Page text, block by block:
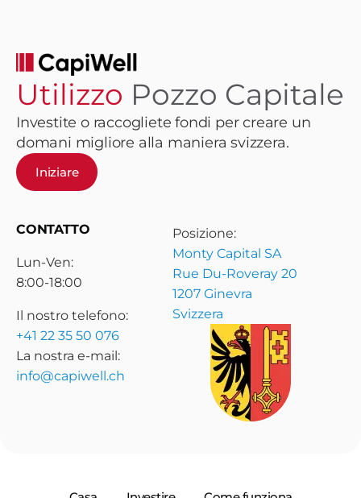
Utilizzo Pozzo Capitale
Investite o raccogliete fondi per creare un
domani migliore alla maniera svizzera.
Iniziare
CONTATTO
Lun-Ven:
8:00-18:00
Il nostro telefono:
+41 22 35 50 076
La nostra e-mail:
info@capiwell.ch
Posizione:
Monty Capital SA
Rue Du-Roveray 20
1207 Ginevra
Svizzera